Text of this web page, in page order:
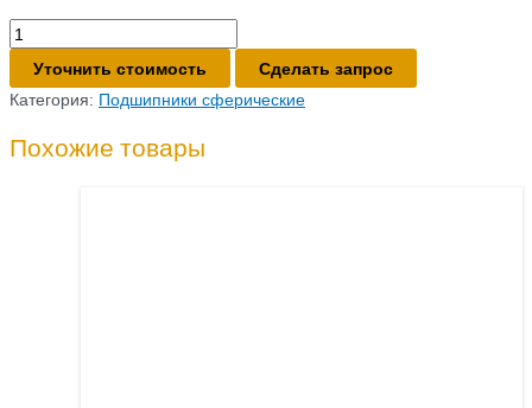
Количество
товара
Подшипник
GE25ES
Уточнить стоимость
Сделать запрос
Категория: Подшипники сферические
Похожие товары